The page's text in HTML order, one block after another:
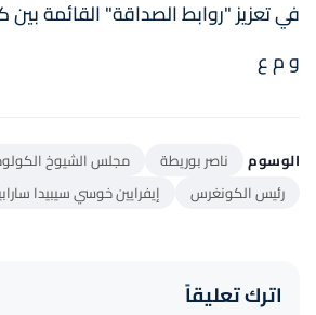
في تعزيز "روابط الصداقة" القائمة بين
و م ع
الوسوم ناصر بوريطة
مجلس الشيوخ
رئيس الكونغرس
إيفرايين خوسي سيبيدا
اترك تعليقاً